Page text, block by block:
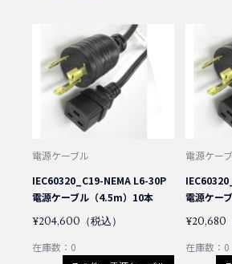
電源ケーブル
IEC60320_C19-NEMA L6-30P
電源ケーブル（4.5m）10本
¥204,600（税込）
在庫数：0
電源ケー
電源ケー
¥20,680
在庫数：0